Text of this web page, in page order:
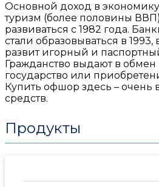
Основной доход в
туризм (более половины
развиваться с 1982 года.
стали образовываться в
развит игорный и
Гражданство выдают в
государство или
Купить офшор здесь –
средств.
Продукты